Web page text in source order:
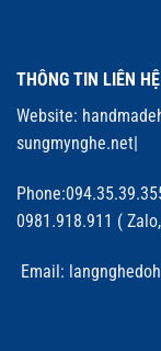
THÔNG TIN LIÊN HỆ
Website:
sungmynghe.net|
0981.918.911 (
Email: